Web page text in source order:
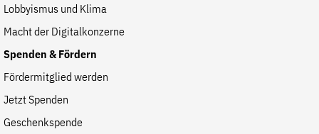
Impressum
Suche
auf
Website
Lobbyismus und Klima
Macht der Digitalkonzerne
Spenden & Fördern
Fördermitglied werden
Jetzt Spenden
Geschenkspende